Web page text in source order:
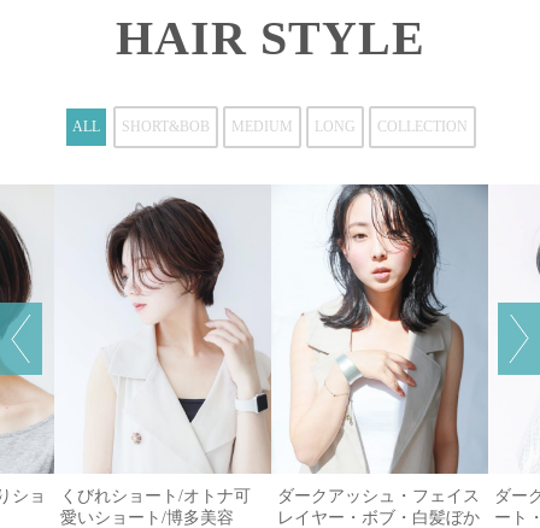
HAIR STYLE
ALL SHORT&BOB MEDIUM LONG COLLECTION
ショ
くびれショート/オトナ可
愛いショート/博多美容
ダークアッシュ・フェイス
レイヤー・ボブ・白髪ぼか
ダー
ート